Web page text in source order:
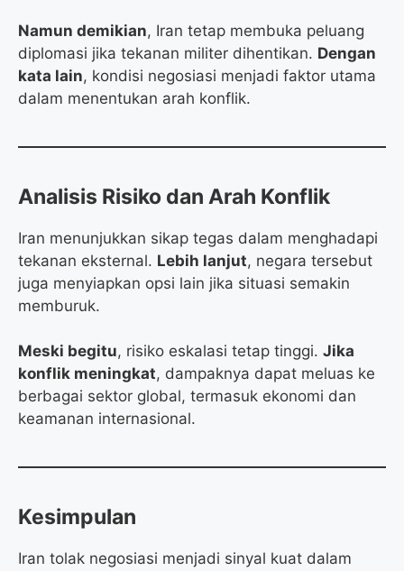
Namun demikian, Iran tetap membuka peluang
diplomasi jika tekanan militer dihentikan. Dengan
kata lain, kondisi negosiasi menjadi faktor utama
dalam menentukan arah konflik.
Analisis Risiko dan Arah Konflik
Iran menunjukkan sikap tegas dalam menghadapi
tekanan eksternal. Lebih lanjut, negara tersebut
juga menyiapkan opsi lain jika situasi semakin
memburuk.
Meski begitu, risiko eskalasi tetap tinggi. Jika
konflik meningkat, dampaknya dapat meluas ke
berbagai sektor global, termasuk ekonomi dan
keamanan internasional.
Kesimpulan
Iran tolak negosiasi menjadi sinyal kuat dalam